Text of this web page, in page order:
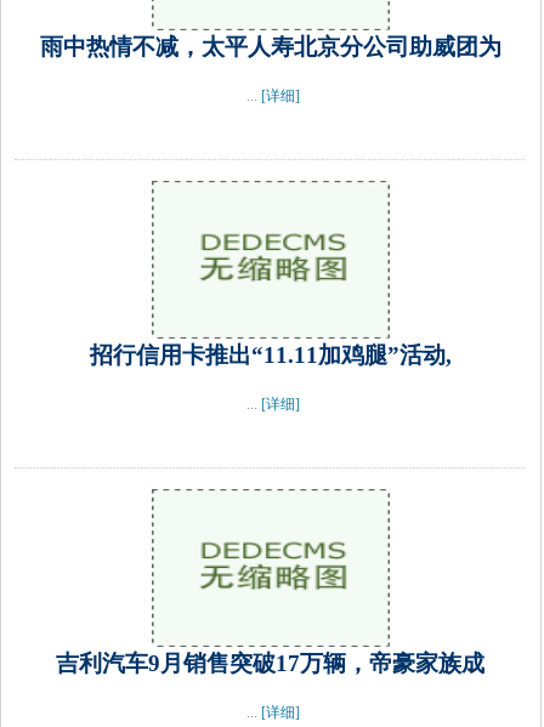
雨中热情不减，太平人寿北京分公司助威团为
... [详细]
招行信用卡推出“11.11加鸡腿”活动,
... [详细]
吉利汽车9月销售突破17万辆，帝豪家族成
... [详细]